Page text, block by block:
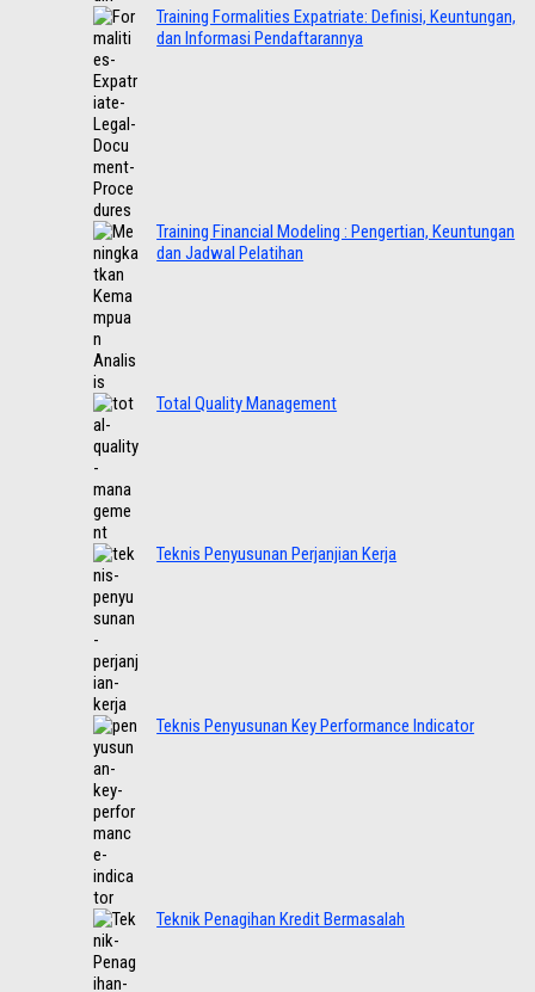
Training Formalities Expatriate: Definisi, Keuntungan,
dan Informasi Pendaftarannya
Training Financial Modeling : Pengertian, Keuntungan
dan Jadwal Pelatihan
Total Quality Management
Teknis Penyusunan Perjanjian Kerja
Teknis Penyusunan Key Performance Indicator
Teknik Penagihan Kredit Bermasalah